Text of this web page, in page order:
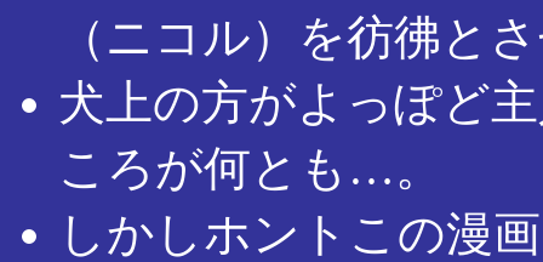
（ニコル）を彷彿と
犬上の方がよっぽど
ころが何とも…。
しかしホントこの漫